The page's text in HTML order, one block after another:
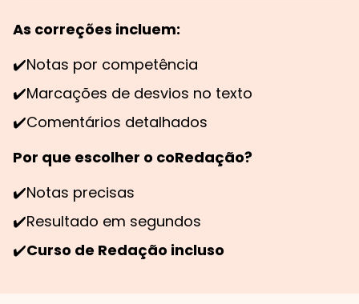
As correções incluem:
✔️Notas por competência
✔️Marcações de desvios no texto
✔️Comentários detalhados
Por que escolher o coRedação?
✔️Notas precisas
✔️Resultado em segundos
✔️Curso de Redação incluso